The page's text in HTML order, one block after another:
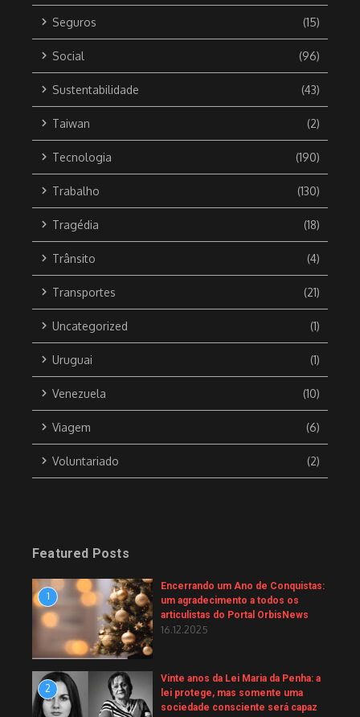
Seguros (15)
Social (96)
Sustentabilidade (43)
Taiwan (2)
Tecnologia (190)
Trabalho (130)
Tragédia (18)
Trânsito (4)
Transportes (21)
Uncategorized (1)
Uruguai (1)
Venezuela (10)
Viagem (6)
Voluntariado (2)
Featured Posts
1
Encerrando um Ano de Conquistas:
um agradecimento a todos os
articulistas do Portal OrbisNews
16.12.2025
2
Vinte anos da Lei Maria da Penha: a
lei protege, mas somente uma
sociedade consciente será capaz